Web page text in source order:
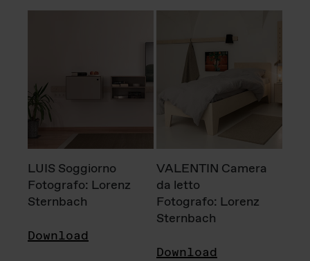
LUIS Soggiorno
Fotografo: Lorenz
Sternbach
Download
VALENTIN Camera
da letto
Fotografo: Lorenz
Sternbach
Download